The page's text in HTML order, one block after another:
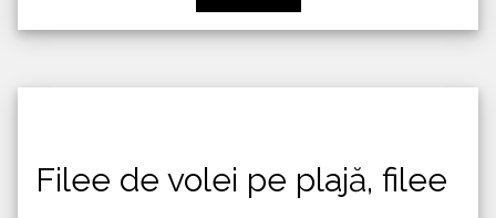
Filee de volei pe plajă, filee